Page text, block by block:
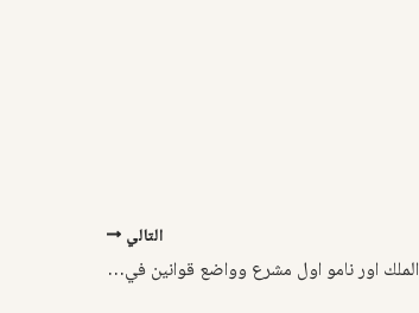
التالي
الملك اور نامو اول مشرع وواضع قوانين في العالم